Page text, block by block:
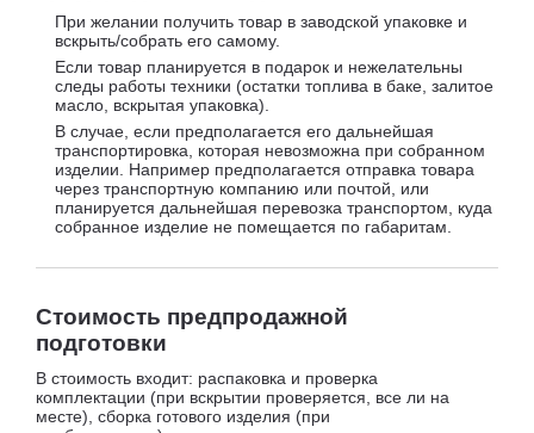
При желании получить товар в заводской упаковке и
вскрыть/собрать его самому.
Если товар планируется в подарок и нежелательны
следы работы техники (остатки топлива в баке, залитое
масло, вскрытая упаковка).
В случае, если предполагается его дальнейшая
транспортировка, которая невозможна при собранном
изделии. Например предполагается отправка товара
через транспортную компанию или почтой, или
планируется дальнейшая перевозка транспортом, куда
собранное изделие не помещается по габаритам.
Стоимость предпродажной
подготовки
В стоимость входит: распаковка и проверка
комплектации (при вскрытии проверяется, все ли на
месте), сборка готового изделия (при